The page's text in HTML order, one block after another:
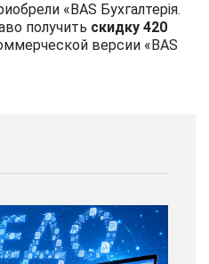
«BAS Бухгалтерія.
получить скидку 420
версии «BAS
внешних отчетов с помощью
документы по электронным